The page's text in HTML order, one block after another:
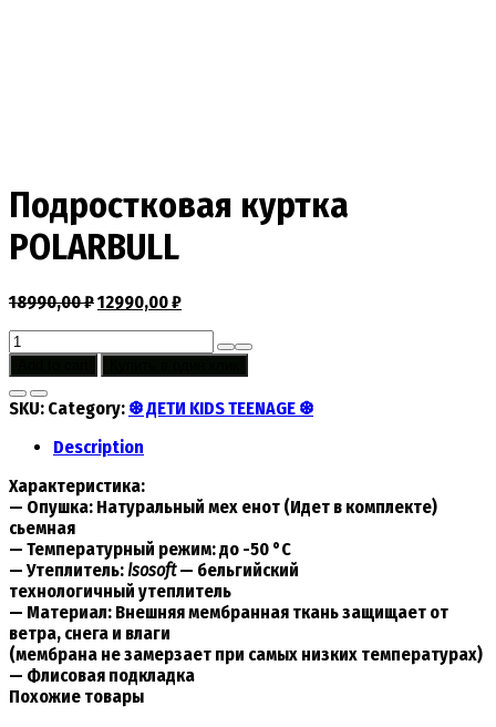
Подростковая куртка
POLARBULL
18990,00₽12990,00₽
Подростковая
куртка
POLARBULL
quantity
SKU: Category: ❆ ДЕТИ KIDS TEENAGE ❆
Description
Характеристика:
— Опушка: Натуральный мех енот (Идет в комплекте)
сьемная
— Температурный режим: до -50 °C
— Утеплитель:Isosoft— бельгийский
технологичный утеплитель
— Материал: Внешняя мембранная ткань защищает от
ветра, снега и влаги
(мембрана не замерзает при самых низких температурах)
— Флисовая подкладка
Похожие товары